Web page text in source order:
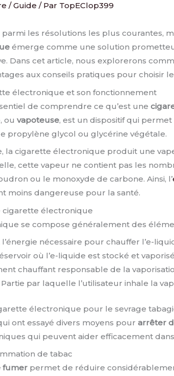
/Guide / Par TopEClop399
les résolutions les plus courantes,
émerge comme une solution
Dans cet article, nous explorerons
aux conseils pratiques pour choisir
électronique et son fonctionnement
de comprendre ce qu’est une
ouvapoteuse, est un dispositif qui
propylène glycol ou glycérine végétale.
la cigarette électronique produit une
cette vapeur ne contient pas les
ou le monoxyde de carbone. Ainsi, l’
moins dangereuse pour la santé.
cigarette électronique
se compose généralement des
nécessaire pour chauffer l’e-
où l’e-liquide est stocké et
chauffant responsable de la
Partie par laquelle l’utilisateur inhale la
électronique pour le sevrage
ont essayé divers moyens pourarrêter
qui peuvent aider efficacement
de tabac
fumer permet de réduire